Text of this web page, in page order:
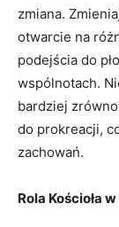
zmiana.​
otwarcie na
podejścia do
wspólnotach.
bardziej
do ​prokreacji,
zachowań.
Rola Kościoła